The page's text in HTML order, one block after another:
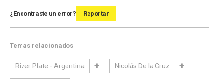
¿Encontraste un error? Reportar
Temas relacionados
River Plate - Argentina Nicolás De la Cruz